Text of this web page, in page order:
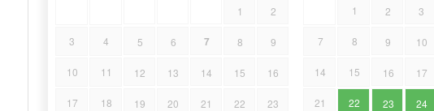
1 2
3 4 5 6 7 8 9
10 11 12 13 14 15 16
17 18 19 20 21 22 23
1 2 3
7 8 9 10
14 15 16 17
21 22 23 24